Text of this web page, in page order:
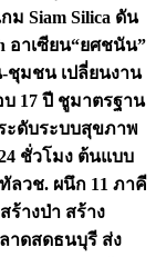
ม Siam Silica ดัน
อาเซียน“ยศชนัน”
-ชุมชน เปลี่ยนงาน
17 ปี ชูมาตรฐาน
ะดับระบบสุขภาพ
ชั่วโมง ต้นแบบ
ลวช. ผนึก 11 ภาคี
ร้างป่า สร้าง
าดสดธนบุรี ส่ง